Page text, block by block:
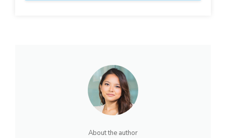
About the author